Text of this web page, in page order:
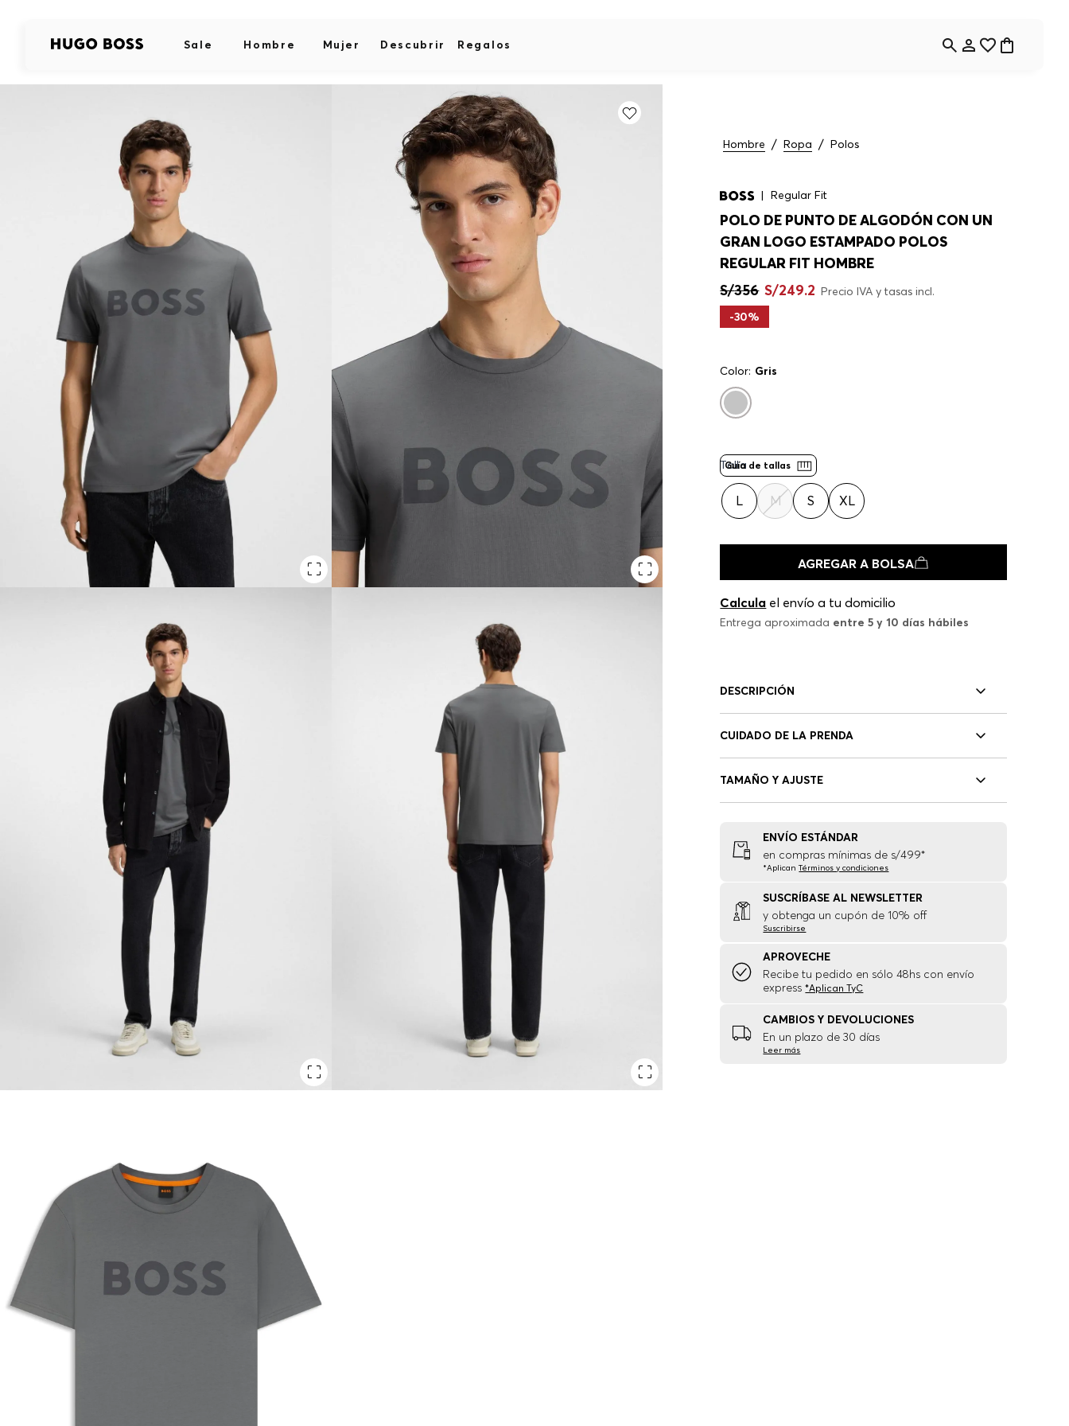
Sale Hombre Mujer Descubrir Regalos
Hombre Ropa Polos
Regular Fit
POLO DE PUNTO DE ALGODÓN CON UN
GRAN LOGO ESTAMPADO POLOS
REGULAR FIT HOMBRE
S/356 S/249.2 Precio IVA y tasas incl.
-30%
Color: Gris
Guía de tallas
Talla
L M S XL
AGREGAR A BOLSA
Calcula el envío a tu domicilio
Entrega aproximada entre 5 y 10 días hábiles
DESCRIPCIÓN
CUIDADO DE LA PRENDA
TAMAÑO Y AJUSTE
ENVÍO ESTÁNDAR
en compras mínimas de s/499*
*AplicanTérminos y condiciones
SUSCRÍBASE AL NEWSLETTER
y obtenga un cupón de 10% off
Suscribirse
APROVECHE
Recibe tu pedido en sólo 48hs con envío
express*Aplican TyC
CAMBIOS Y DEVOLUCIONES
En un plazo de 30 días
Leer más